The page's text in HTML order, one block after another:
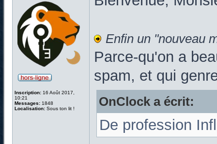
Inscription: 16 Août 2017,
10:21
Messages: 1848
Localisation: Sous ton lit !
Enfin un "nouveau
Parce-qu'on a
spam, et qui
OnClock a écrit:
De profession